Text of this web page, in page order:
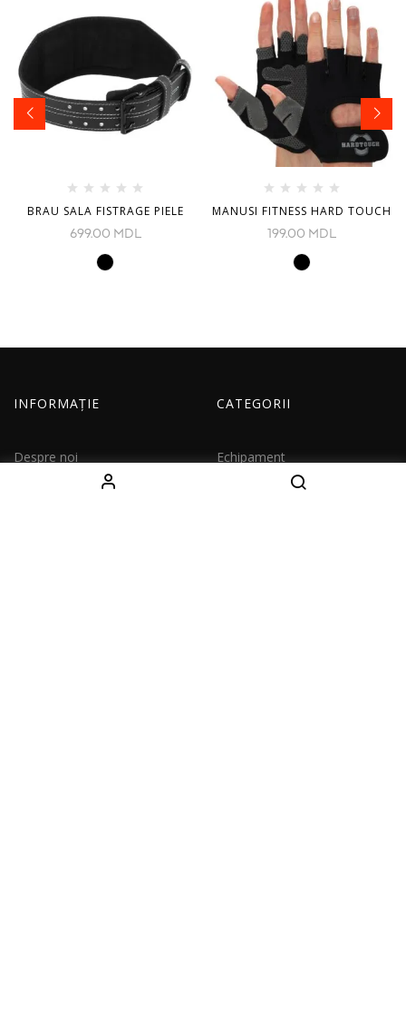
BRAU SALA FISTRAGE PIELE
699.00 MDL
MANUSI FITNESS HARD TOUCH
199.00 MDL
INFORMAȚIE
Despre noi
CATEGORII
Echipament
Imbracaminte